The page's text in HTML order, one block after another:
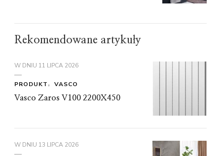
Rekomendowane artykuły
W DNIU 11 LIPCA 2026
PRODUKT
VASCO
Vasco Zaros V100 2200X450
W DNIU 13 LIPCA 2026